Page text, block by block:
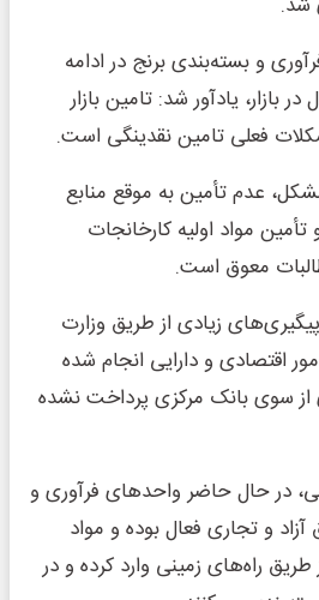
و بسته‌بندی برنج در ادامه
بازار، یادآور شد: تامین بازار
فعلی تامین نقدینگی است.
عدم تأمین به موقع منابع
مواد اولیه کارخانجات
معوق است.
زیادی از طریق وزارت
اقتصادی و دارایی انجام شده
سوی بانک مرکزی پرداخت نشده
در حال حاضر واحدهای فرآوری و
و تجاری فعال بوده و مواد
طریق راه‌های زمینی وارد کرده و در